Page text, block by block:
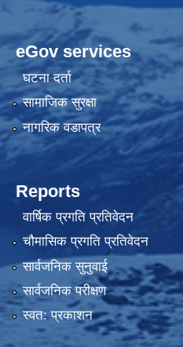
eGov services
घटना दर्ता
सामाजिक सुरक्षा
नागरिक वडापत्र
Reports
वार्षिक प्रगति प्रतिवेदन
चौमासिक प्रगति प्रतिवेदन
सार्वजनिक सुनुवाई
सार्वजनिक परीक्षण
स्वत: प्रकाशन